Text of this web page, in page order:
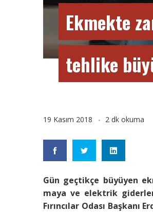
Ekmekte
tehlike
19 Kasım 2018 2 dk okuma
Gün geçtikçe büyüyen
maya ve elektrik
Fırıncılar Odası Başkanı